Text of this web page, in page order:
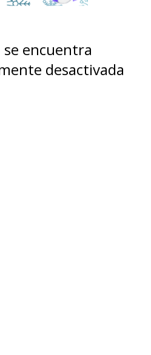
se encuentra
desactivada